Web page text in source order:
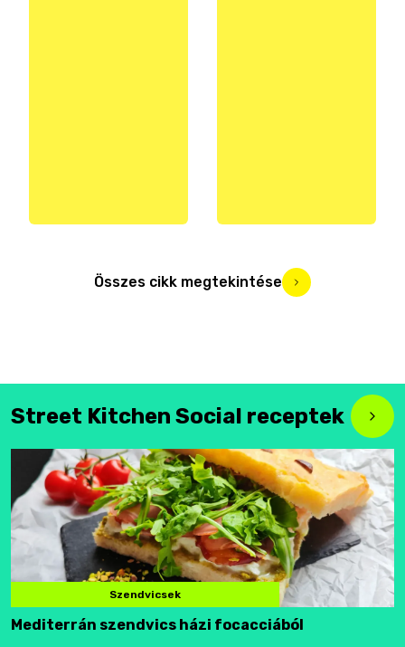
Összes cikk megtekintése
Street Kitchen Social receptek
Szendvicsek
Mediterrán szendvics házi focacciából